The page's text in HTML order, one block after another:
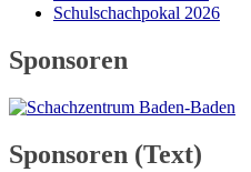
Schulschach­pokal 2026
Sponsoren
Sponsoren (Text)